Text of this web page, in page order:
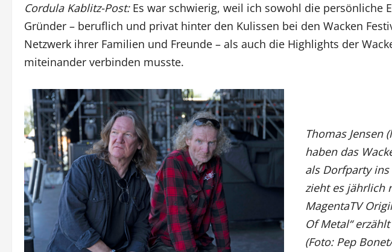
Cordula Kablitz-Post:Es war schwierig, weil ich sowohl die persönliche
Gründer – beruflich und privat hinter den Kulissen bei den Wacken
Netzwerk ihrer Familien und Freunde – als auch die Highlights der
miteinander verbinden musste.
Thomas Jensen
haben das
als Dorfparty
zieht es jährlich
MagentaTV
Of Metal“
(Foto: Pep